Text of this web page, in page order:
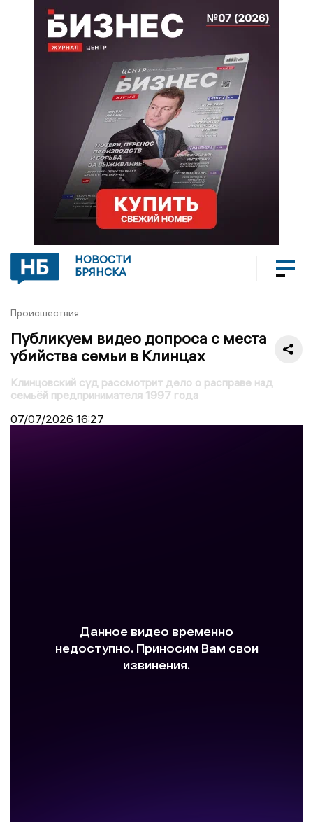
НОВОСТИ
БРЯНСКА
Происшествия
Публикуем видео допроса с места
убийства семьи в Клинцах
Клинцовский суд рассмотрит дело о расправе над
семьёй предпринимателя 1997 года
07/07/2026 16:27